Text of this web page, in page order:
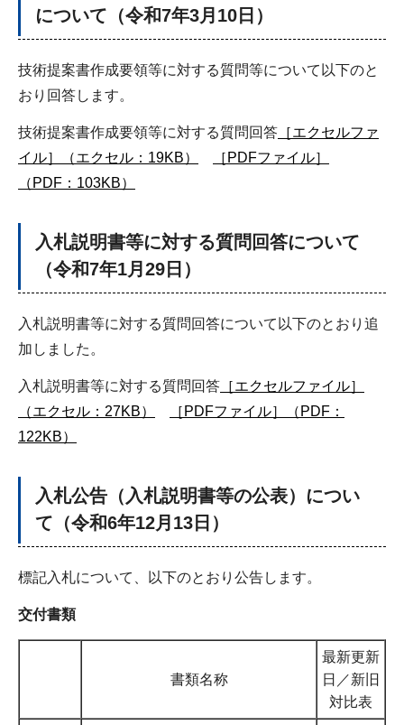
について（令和7年3月10日）
技術提案書作成要領等に対する質問等について以下のと
おり回答します。
技術提案書作成要領等に対する質問回答 ［エクセルファ
イル］（エクセル：19KB）
［PDFファイル］
（PDF：103KB）
入札説明書等に対する質問回答について
（令和7年1月29日）
入札説明書等に対する質問回答について以下のとおり追
加しました。
入札説明書等に対する質問回答 ［エクセルファイル］
（エクセル：27KB）
［PDFファイル］（PDF：
122KB）
入札公告（入札説明書等の公表）につい
て（令和6年12月13日）
標記入札について、以下のとおり公告します。
交付書類
書類名称
最新更新
日／新旧
対比表